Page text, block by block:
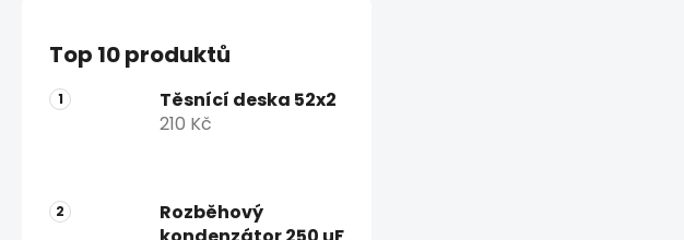
Top 10 produktů
Těsnící deska 52x2
210 Kč
Rozběhový